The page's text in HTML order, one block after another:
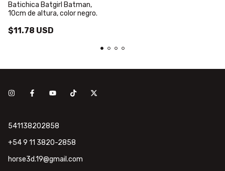
Batichica Batgirl Batman,
10cm de altura, color negro.
$11.78 USD
541138202858
+54 9 11 3820-2858
horse3d.19@gmail.com